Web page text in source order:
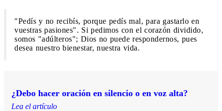
"Pedís y no recibís, porque pedís mal, para gastarlo en
vuestras pasiones". Si pedimos con el corazón dividido,
somos "adúlteros"; Dios no puede respondernos, pues
desea nuestro bienestar, nuestra vida.
¿Debo hacer oración en silencio o en voz alta?
Lea el artículo